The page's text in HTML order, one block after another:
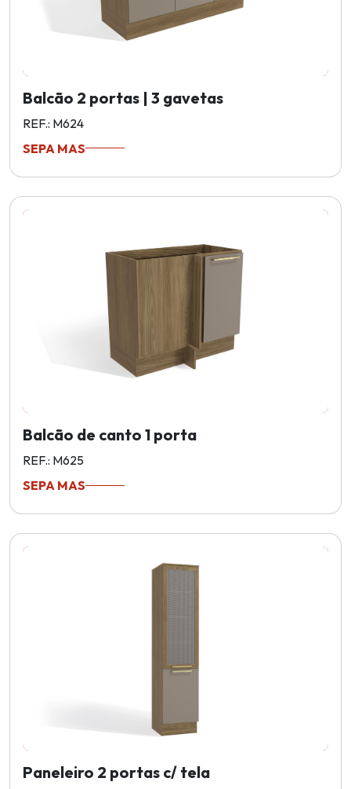
Balcão 2 portas | 3 gavetas
REF.: M624
SEPA MAS
Balcão de canto 1 porta
REF.: M625
SEPA MAS
Paneleiro 2 portas c/ tela